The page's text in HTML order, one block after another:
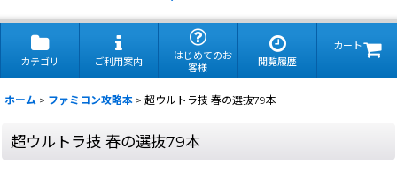
カテゴリ ご利用案内
はじめてのお
客様
閲覧履歴
カート
ホーム > ファミコン攻略本 > 超ウルトラ技 春の選抜79本
超ウルトラ技 春の選抜79本